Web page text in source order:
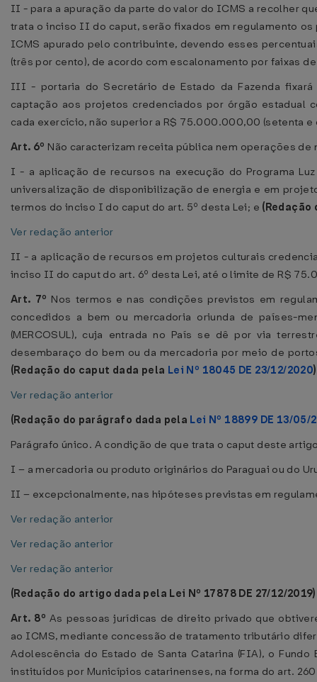
II - para a apuração da parte do valor do ICMS a recolher
trata o inciso II do caput, serão fixados em regulamento
ICMS apurado pelo contribuinte, devendo esses
(três por cento), de acordo com escalonamento por faixas
III - portaria do Secretário de Estado da Fazenda
captação aos projetos credenciados por órgão estadual
cada exercício, não superior a R$ 75.000.000,00 (setenta
Art. 6º Não caracterizam receita pública nem operações de
I - a aplicação de recursos na execução do Programa
universalização de disponibilização de energia e em
termos do inciso I do caput do art. 5º desta Lei; e
Ver redação anterior
II - a aplicação de recursos em projetos culturais
inciso II do caput do art. 6º desta Lei, até o limite de R$
Art. 7º Nos termos e nas condições previstos em
concedidos a bem ou mercadoria oriunda de países-
(MERCOSUL), cuja entrada no País se dê por via
desembaraço do bem ou da mercadoria por meio de
(Redação do caput dada pela Lei Nº 18045 DE 23/12/2020
Ver redação anterior
(Redação do parágrafo dada pela Lei Nº 18899 DE 13/05/
Parágrafo único. A condição de que trata o caput deste
I – a mercadoria ou produto originários do Paraguai ou do
II – excepcionalmente, nas hipóteses previstas em
Ver redação anterior
Ver redação anterior
Ver redação anterior
(Redação do artigo dada pela Lei Nº 17878 DE 27/12/
Art. 8ºAs pessoas jurídicas de direito privado que
ao ICMS, mediante concessão de tratamento tributário
Adolescência do Estado de Santa Catarina (FIA), o
instituídos por Municípios catarinenses, na forma do art.